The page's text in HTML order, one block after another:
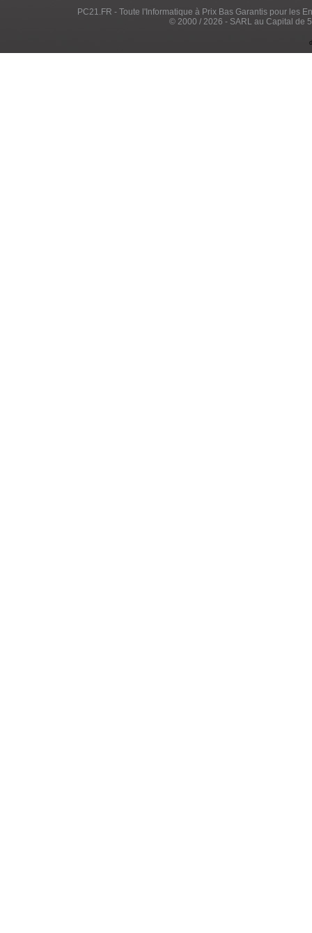
PC21.FR - Toute l'Informatique à Prix Bas Garantis pour les
© 2000 / 2026 - SARL au Capital de